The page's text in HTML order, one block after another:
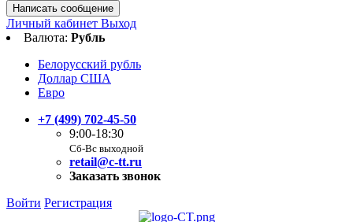
Написать сообщение
Личный кабинет Выход
Валюта: Рубль
Белорусский рубль
Доллар США
Евро
+7 (499) 702-45-50
9:00-18:30
Сб-Вс выходной
retail@c-tt.ru
Заказать звонок
Войти Регистрация